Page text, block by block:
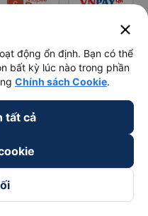
close
động ổn định. Bạn có thể
bất kỳ lúc nào trong phần
Chính sách Cookie.
tất cả